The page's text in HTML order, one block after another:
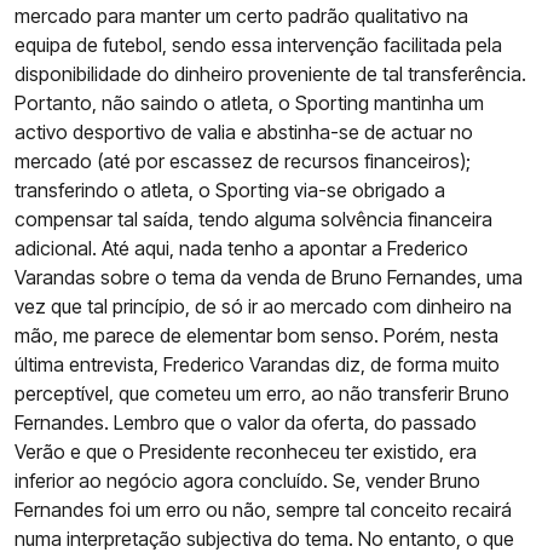
mercado para manter um certo padrão qualitativo na
equipa de futebol, sendo essa intervenção facilitada pela
disponibilidade do dinheiro proveniente de tal transferência.
Portanto, não saindo o atleta, o Sporting mantinha um
activo desportivo de valia e abstinha-se de actuar no
mercado (até por escassez de recursos financeiros);
transferindo o atleta, o Sporting via-se obrigado a
compensar tal saída, tendo alguma solvência financeira
adicional. Até aqui, nada tenho a apontar a Frederico
Varandas sobre o tema da venda de Bruno Fernandes, uma
vez que tal princípio, de só ir ao mercado com dinheiro na
mão, me parece de elementar bom senso. Porém, nesta
última entrevista, Frederico Varandas diz, de forma muito
perceptível, que cometeu um erro, ao não transferir Bruno
Fernandes. Lembro que o valor da oferta, do passado
Verão e que o Presidente reconheceu ter existido, era
inferior ao negócio agora concluído. Se, vender Bruno
Fernandes foi um erro ou não, sempre tal conceito recairá
numa interpretação subjectiva do tema. No entanto, o que